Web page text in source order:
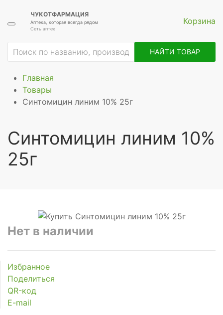
ЧУКОТФАРМАЦИЯ
Аптека, которая всегда рядом
Сеть аптек
Корзина
НАЙТИ ТОВАР
Главная
Товары
Синтомицин линим 10% 25г
Синтомицин линим 10%
25г
Нет в наличии
Избранное
Поделиться
QR-код
E-mail